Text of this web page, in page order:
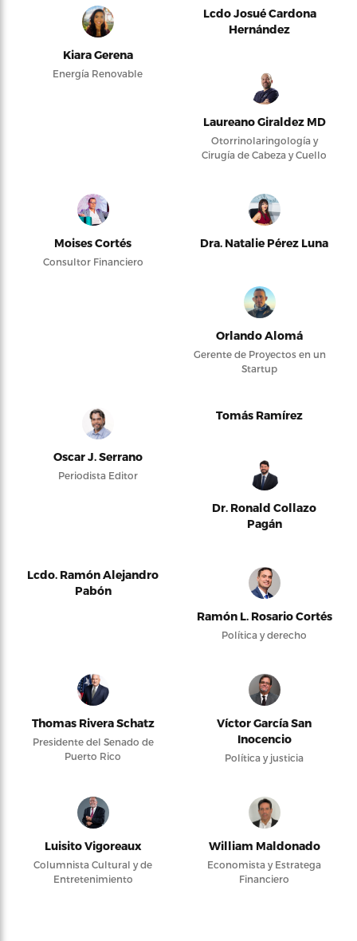
Kiara Gerena
Energía Renovable
Lcdo Josué Cardona
Hernández
Laureano Giraldez MD
Otorrinolaringología y
Cirugía de Cabeza y Cuello
Moises Cortés
Consultor Financiero
Dra. Natalie Pérez Luna
Orlando Alomá
Gerente de Proyectos en un
Startup
Oscar J. Serrano
Periodista Editor
Tomás Ramírez
Dr. Ronald Collazo
Pagán
Lcdo. Ramón Alejandro
Pabón
Ramón L. Rosario Cortés
Política y derecho
Thomas Rivera Schatz
Presidente del Senado de
Puerto Rico
Víctor García San
Inocencio
Política y justicia
Luisito Vigoreaux
Columnista Cultural y de
Entretenimiento
William Maldonado
Economista y Estratega
Financiero